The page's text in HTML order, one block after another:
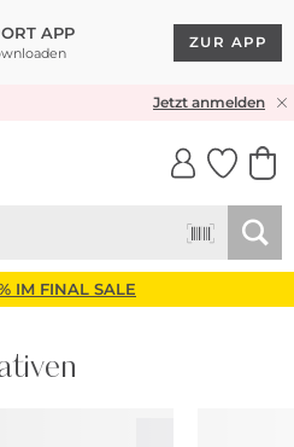
APP
ZUR APP
& RÜCKVERSANDJetzt anmelden
IM FINAL SALE